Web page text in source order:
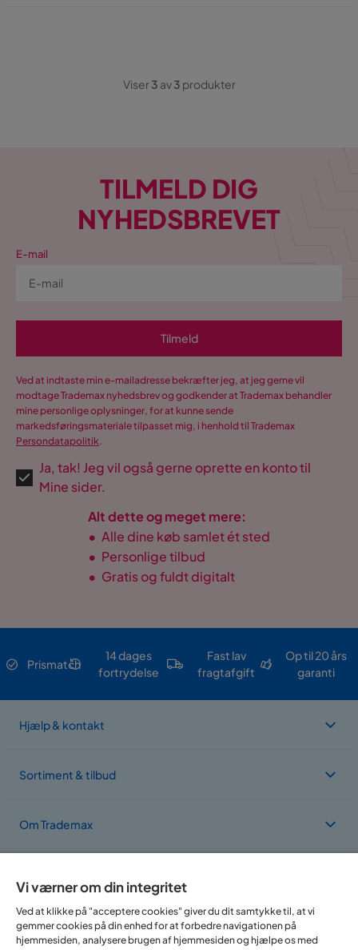
Viser3 av3 produkter
TILMELD DIG
NYHEDSBREVET
E-mail
Tilmeld
Ved at indtaste min e-mailadresse bekræfter jeg, at jeg gerne vil
modtage Trademax nyhedsbrev og godkender at Trademax behandler
mine personlige oplysninger, for at kunne sende
markedsføringsmateriale tilpasset mig, i henhold til Trademax
Persondatapolitik.
Ja, tak! Jeg vil også gerne oprette en konto til
Mine sider.
Alt dette og meget mere:
• Alle dine køb samlet ét sted
• Personlige tilbud
• Gratis og fuldt digitalt
Prismatch
14 dages
fortrydelse
Fast lav
fragtafgift
Op til 20 års
garanti
Hjælp & kontakt
Sortiment & tilbud
Om Trademax
Vi findes i flere forskellige lande
Vi værner om din integritet
Ved at klikke på "acceptere cookies" giver du dit samtykke til, at vi
gemmer cookies på din enhed for at forbedre navigationen på
hjemmesiden, analysere brugen af hjemmesiden og hjælpe os med